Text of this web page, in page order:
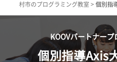
村市のプログラミング教室 > 個別指
KOOVパートナー
個別指導Axis